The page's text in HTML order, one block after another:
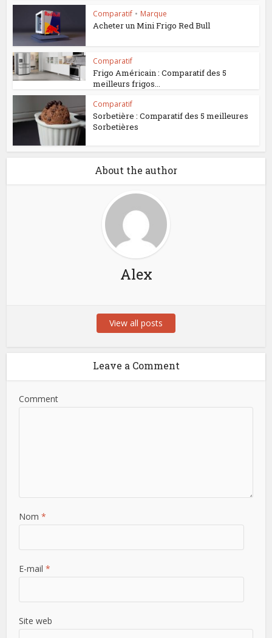
Comparatif • Marque
Acheter un Mini Frigo Red Bull
Comparatif
Frigo Américain : Comparatif des 5
meilleurs frigos...
Comparatif
Sorbetière : Comparatif des 5 meilleures
Sorbetières
About the author
Alex
View all posts
Leave a Comment
Comment
Nom*
E-mail*
Site web